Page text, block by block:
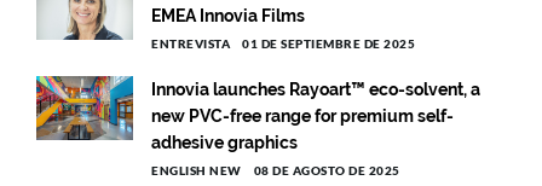
EMEA Innovia Films
ENTREVISTA 01 DE SEPTIEMBRE DE 2025
Innovia launches Rayoart™ eco-solvent, a
new PVC-free range for premium self-
adhesive graphics
ENGLISH NEW 08 DE AGOSTO DE 2025